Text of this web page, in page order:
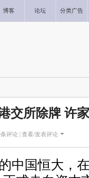
博客 论坛 分类广告
交所除牌 许
条评论 | 查看/发表评论
中国恒大，